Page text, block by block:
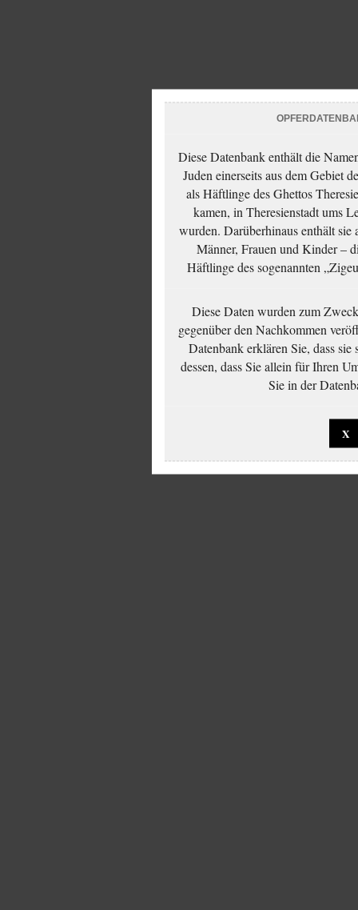
Diese Datenbank enthält die
Juden einerseits aus dem Gebiet
als Häftlinge des Ghettos
kamen, in Theresienstadt ums
wurden. Darüberhinaus enthält
Männer, Frauen und Kinder –
Häftlinge des sogenannten
Diese Daten wurden zum
gegenüber den Nachkommen
Datenbank erklären Sie, dass sie
dessen, dass Sie allein für Ihren
Sie in der
X